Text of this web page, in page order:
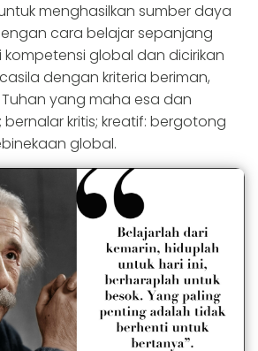
menghasilkan sumber daya
cara belajar sepanjang
global dan dicirikan
dengan kriteria beriman,
yang maha esa dan
bernalar kritis; kreatif: bergotong
global.